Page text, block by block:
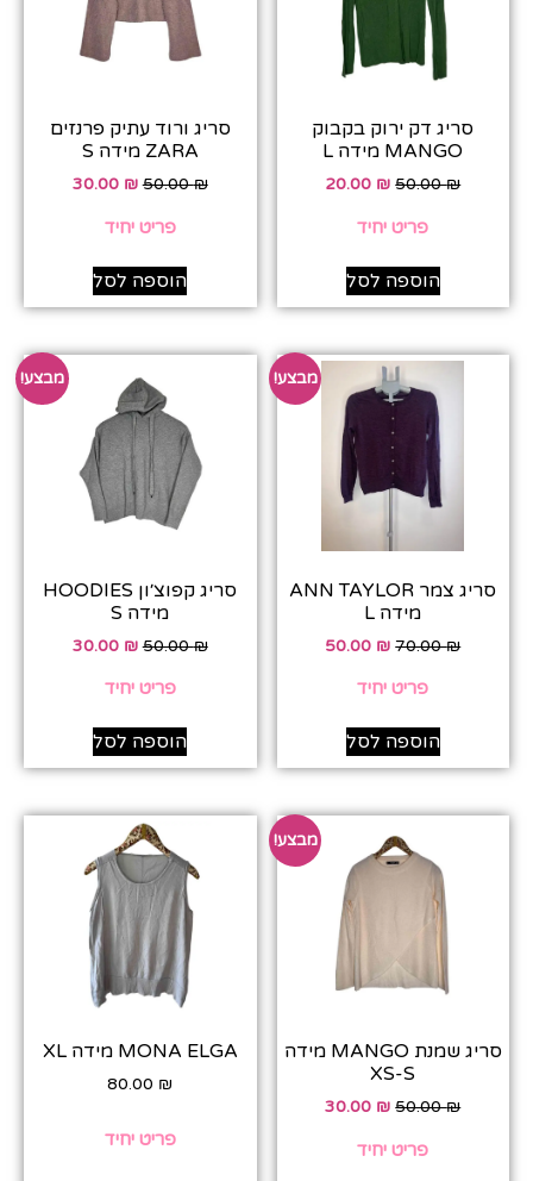
סריג דק ירוק בקבוק
MANGO מידה L
50.00₪
20.00 ₪
פריט יחיד
הוספה לסל
סריג ורוד עתיק פרנזים
ZARA מידה S
50.00₪
30.00 ₪
פריט יחיד
הוספה לסל
מבצע!
סריג צמר ANN TAYLOR
מידה L
70.00₪
50.00 ₪
פריט יחיד
הוספה לסל
מבצע!
סריג קפוצ׳ון HOODIES
מידה S
50.00₪
30.00 ₪
פריט יחיד
הוספה לסל
מבצע!
סריג שמנת MANGO מידה
XS-S
50.00₪
30.00 ₪
פריט יחיד
MONA ELGA מידה XL
80.00 ₪
פריט יחיד